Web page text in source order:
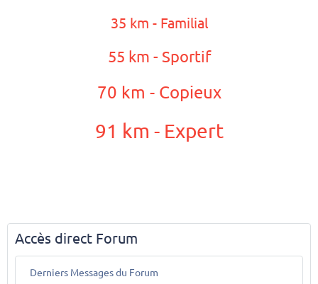
35 km - Familial
55 km - Sportif
70 km - Copieux
91 km - Expert
Accès direct Forum
Derniers Messages du Forum